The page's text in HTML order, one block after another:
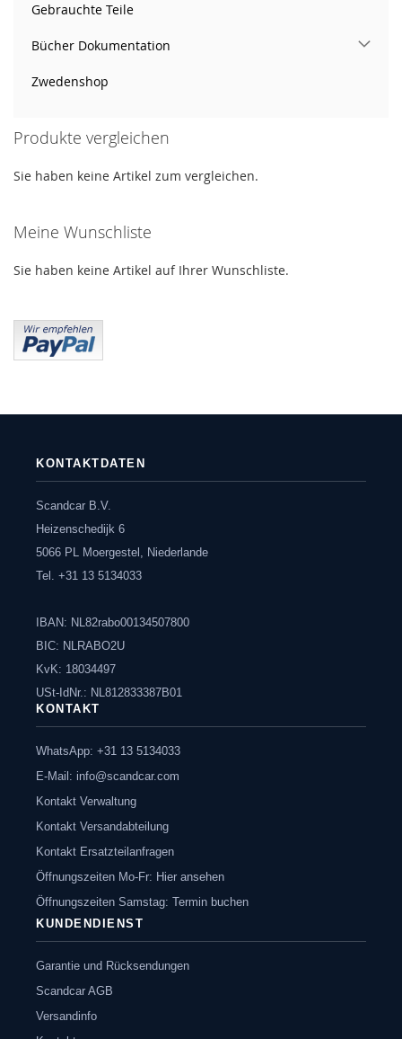
Gebrauchte Teile
Bücher Dokumentation
Zwedenshop
Produkte vergleichen
Sie haben keine Artikel zum vergleichen.
Meine Wunschliste
Sie haben keine Artikel auf Ihrer Wunschliste.
KONTAKTDATEN
Scandcar B.V.
Heizenschedijk 6
5066 PL Moergestel, Niederlande
Tel. +31 13 5134033
IBAN: NL82rabo00134507800
BIC: NLRABO2U
KvK: 18034497
USt-IdNr.: NL812833387B01
KONTAKT
WhatsApp: +31 13 5134033
E-Mail: info@scandcar.com
Kontakt Verwaltung
Kontakt Versandabteilung
Kontakt Ersatzteilanfragen
Öffnungszeiten Mo-Fr: Hier ansehen
Öffnungszeiten Samstag: Termin buchen
KUNDENDIENST
Garantie und Rücksendungen
Scandcar AGB
Versandinfo